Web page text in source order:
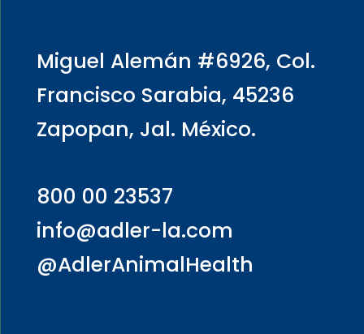
Miguel Alemán #6926, Col.
Francisco Sarabia, 45236
Zapopan, Jal. México.
800 00 23537
info@adler-la.com
@AdlerAnimalHealth